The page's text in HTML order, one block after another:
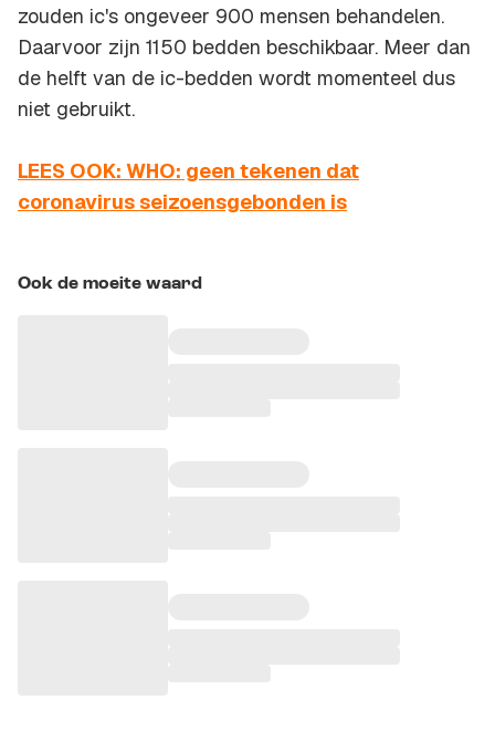
zouden ic's ongeveer 900 mensen behandelen.
Daarvoor zijn 1150 bedden beschikbaar. Meer dan
de helft van de ic-bedden wordt momenteel dus
niet gebruikt.
LEES OOK: WHO: geen tekenen dat
coronavirus seizoensgebonden is
Ook de moeite waard